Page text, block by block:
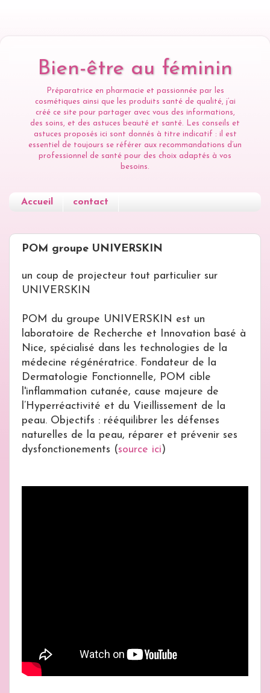
Bien-être au féminin
Préparatrice en pharmacie et passionnée par les
cosmétiques ainsi que les produits santé de qualité, j’ai
créé ce site pour partager avec vous des informations,
des soins, et des astuces beauté et santé. Les conseils et
astuces proposés ici sont donnés à titre indicatif : il est
essentiel de toujours se référer aux recommandations d’un
professionnel de santé pour des choix adaptés à vos
besoins.
Accueil contact
POM groupe UNIVERSKIN
un coup de projecteur tout particulier sur
UNIVERSKIN
POM du groupe UNIVERSKIN est un
laboratoire de Recherche et Innovation basé à
Nice, spécialisé dans les technologies de la
médecine régénératrice. Fondateur de la
Dermatologie Fonctionnelle, POM cible
l'inflammation cutanée, cause majeure de
l’Hyperréactivité et du Vieillissement de la
peau. Objectifs : rééquilibrer les défenses
naturelles de la peau, réparer et prévenir ses
dysfonctionements (source ici )